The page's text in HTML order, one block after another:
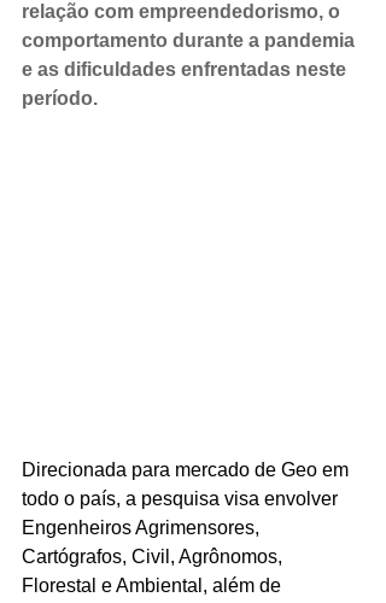
relação com empreendedorismo, o
comportamento durante a pandemia
e as dificuldades enfrentadas neste
período.
Direcionada para mercado de Geo em
todo o país, a pesquisa visa envolver
Engenheiros Agrimensores,
Cartógrafos, Civil, Agrônomos,
Florestal e Ambiental, além de